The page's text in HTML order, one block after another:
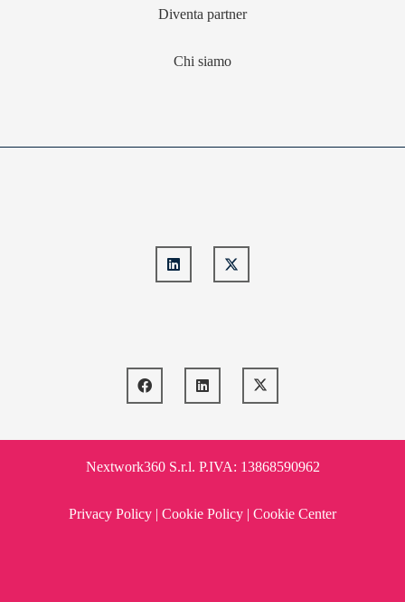
Diventa partner
Chi siamo
Nextwork360 S.r.l. P.IVA: 13868590962
Privacy Policy | Cookie Policy | Cookie Center